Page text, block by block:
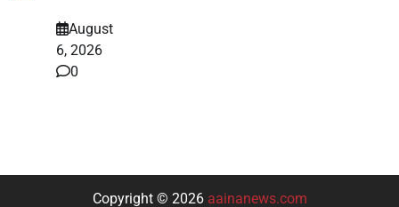
August
6, 2026
0
Copyright © 2026 aainanews.com